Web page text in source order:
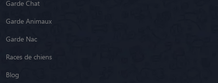
Garde Chat
Garde Animaux
Garde Nac
Races de chiens
Blog